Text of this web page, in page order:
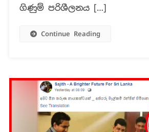
ගිණුම් පරිශීලනය […]
Continue Reading